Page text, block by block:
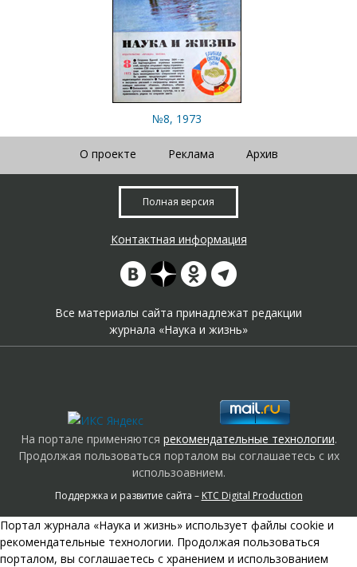
№8, 1973
О проекте Реклама Архив
Полная версия
Контактная информация
Все материалы сайта принадлежат редакции
журнала «Наука и жизнь»
На портале применяются рекомендательные технологии.
Продолжая пользоваться порталом вы соглашаетесь с их
использоавнием.
Поддержка и развитие сайта – KTC Digital Production
Портал журнала «Наука и жизнь» использует файлы cookie и
рекомендательные технологии. Продолжая пользоваться
порталом, вы соглашаетесь с хранением и использованием